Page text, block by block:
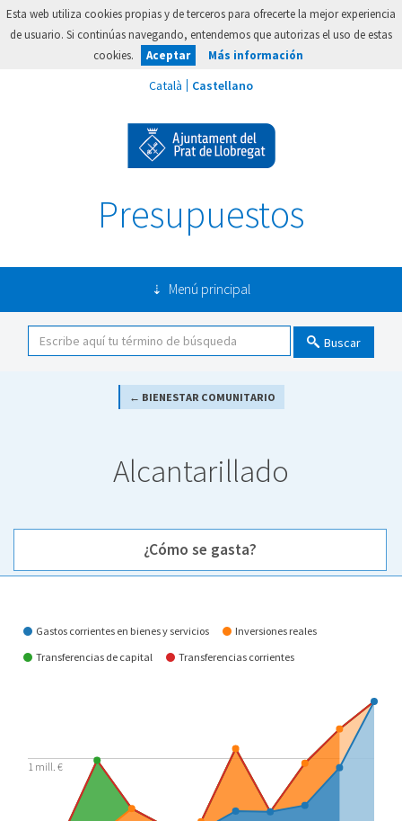
Esta web utiliza cookies propias y de terceros para ofrecerte la mejor experiencia
de usuario. Si continúas navegando, entendemos que autorizas el uso de estas
cookies.
Aceptar Más información
Presupuestos
Menú principal
Buscar
← BIENESTAR COMUNITARIO
Alcantarillado
¿Cómo se gasta?
Gastos corrientes en bienes y servicios
Inversiones reales
Transferencias de capital
Transferencias corrientes
1 mill. €